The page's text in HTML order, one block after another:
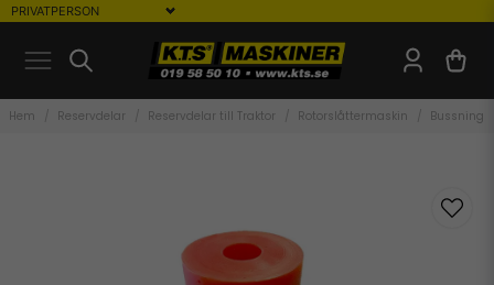
Hem Reservdelar Reservdelar till Traktor Rotorslåttermaskin Bussning